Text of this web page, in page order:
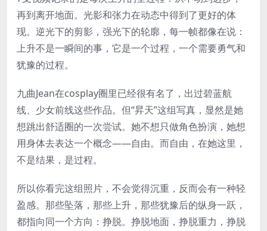
再到离开地面。光影和张力在动态中得到了更好的体
现。逆光下的剪影，强光下的轮廓，每一帧都像在说：
上升不是一瞬间的事，它是一个过程，一个需要勇气和
犹豫的过程。
九曲Jean在cosplay圈里已经很有名了，出过碧蓝航
线、少女前线这些作品。但“昇天”这组写真，显然是她
想跳出舒适圈的一次尝试。她不想只做角色扮演，她想
用身体去表达一个概念——自由。而自由，在她这里，
不是结果，是过程。
所以你看完这组照片，不会觉得沉重，反而会有一种轻
盈感。那些坠落，那些上升，那些犹豫后的纵身一跃，
都指向同一个方向：挣脱。挣脱地面，挣脱重力，挣脱